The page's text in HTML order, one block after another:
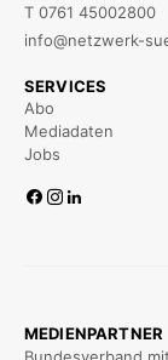
T 0761 45002800
info@netzwerk-
SERVICES
Abo
Mediadaten
Jobs
MEDIENPARTNER
Bundesverband